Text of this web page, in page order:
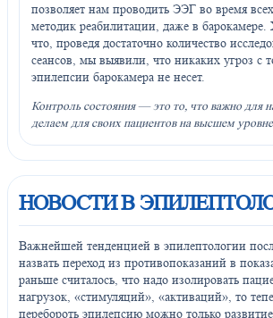
позволяет нам проводить ЭЭГ во время
методик реабилитации, даже в барокамере.
что, проведя достаточно количество
сеансов, мы выявили, что никаких угроз с
эпилепсии барокамера не несет.
Контроль состояния — это то, что важно для
делаем для своих пациентов на высшем уровне.
НОВОСТИ В
Важнейшей тенденцией в эпилептологии
назвать переход из противопоказаний в
раньше считалось, что надо изолировать
нагрузок, «стимуляций», «активаций», то
перебороть эпилепсию можно только